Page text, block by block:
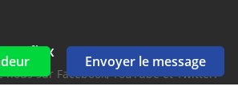
Envoyer le message
et flux
nous sur Facebook, YouTube et Twitter.